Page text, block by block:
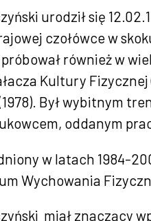
urodził się
czołówce w
również w
Kultury
Był wybitnym
oddanym
w latach 1984-
Wychowania
miał znaczący